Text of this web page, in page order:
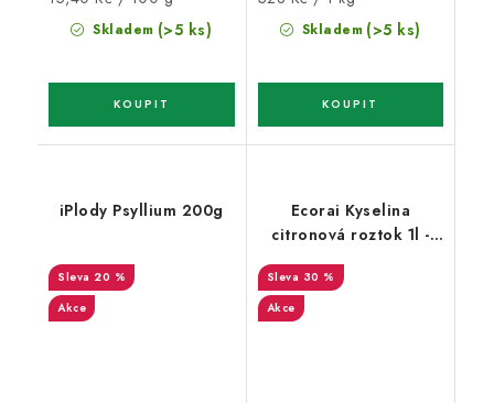
Skladem (>5 ks)
cena:
Skladem (>5 ks)
cena:
iPlody Psyllium 200g
20 %
Akce
Ecorai Kyselina
citronová roztok 1l -
láhev
30 %
Akce